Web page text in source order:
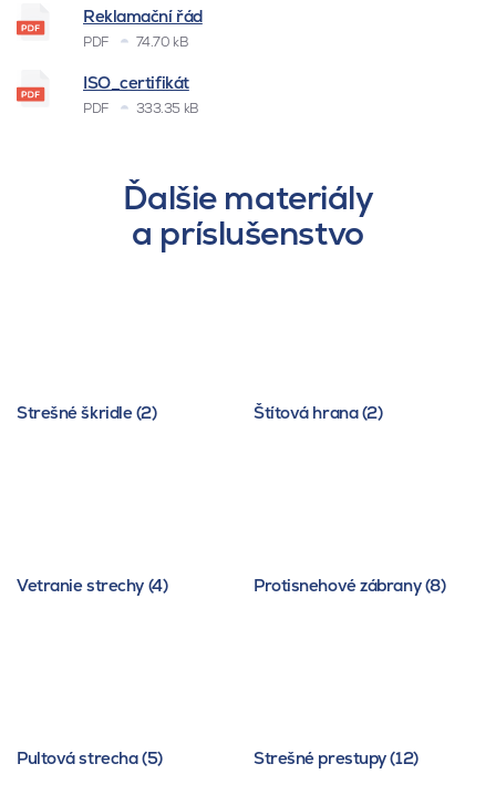
Reklamační řád
PDF 74.70 kB
ISO_certifikát
PDF 333.35 kB
Ďalšie materiály
a príslušenstvo
Strešné škridle (2) Štítová hrana (2)
Vetranie strechy (4) Protisnehové zábrany (8)
Pultová strecha (5) Strešné prestupy (12)